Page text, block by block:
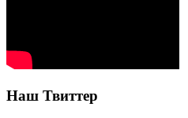
Наш Твиттер